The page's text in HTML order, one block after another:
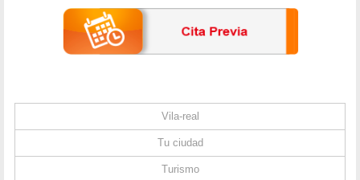
Vila-real
Tu ciudad
Turismo